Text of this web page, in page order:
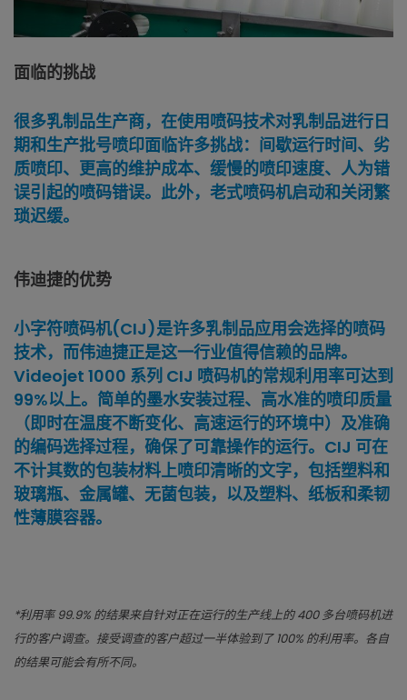
面临的挑战
很多乳制品生产商，在使用喷码技术对乳制品进行日
期和生产批号喷印面临许多挑战：间歇运行时间、劣
质喷印、更高的维护成本、缓慢的喷印速度、人为错
误引起的喷码错误。此外，老式喷码机启动和关闭繁
琐迟缓。
伟迪捷的优势
小字符喷码机(CIJ)是许多乳制品应用会选择的喷码
技术，而伟迪捷正是这一行业值得信赖的品牌。
Videojet 1000 系列 CIJ 喷码机的常规利用率可达到
99%以上。简单的墨水安装过程、高水准的喷印质量
（即时在温度不断变化、高速运行的环境中）及准确
的编码选择过程，确保了可靠操作的运行。CIJ 可在
不计其数的包装材料上喷印清晰的文字，包括塑料和
玻璃瓶、金属罐、无菌包装，以及塑料、纸板和柔韧
性薄膜容器。
*利用率 99.9% 的结果来自针对正在运行的生产线上的 400 多台喷码机进
行的客户调查。接受调查的客户超过一半体验到了 100% 的利用率。各自
的结果可能会有所不同。